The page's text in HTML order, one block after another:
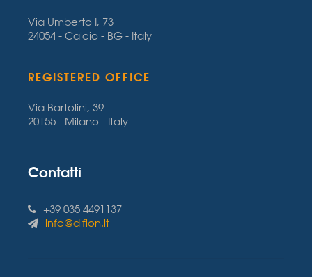
Via Umberto I, 73
24054 - Calcio - BG - Italy
REGISTERED OFFICE
Via Bartolini, 39
20155 - Milano - Italy
Contatti
+39 035 4491137
info@diflon.it